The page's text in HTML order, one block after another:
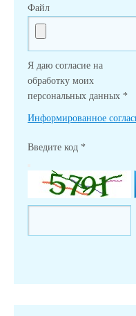
Файл
Я даю согласие на
обработку моих
персональных данных *
Информированное
Введите код *